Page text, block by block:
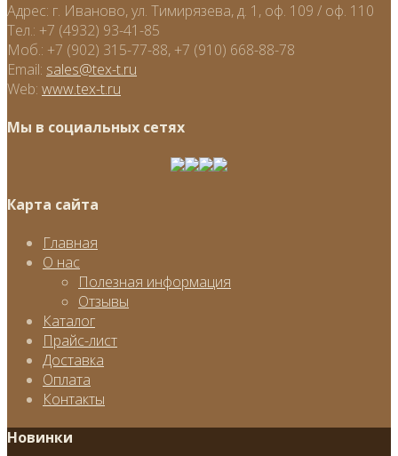
Адрес: г. Иваново, ул. Тимирязева, д. 1, оф. 109 / оф. 110
Тел.: +7 (4932) 93-41-85
Моб.: +7 (902) 315-77-88, +7 (910) 668-88-78
Email: sales@tex-t.ru
Web: www.tex-t.ru
Мы в социальных сетях
Карта сайта
Главная
О нас
Полезная информация
Отзывы
Каталог
Прайс-лист
Доставка
Оплата
Контакты
Новинки